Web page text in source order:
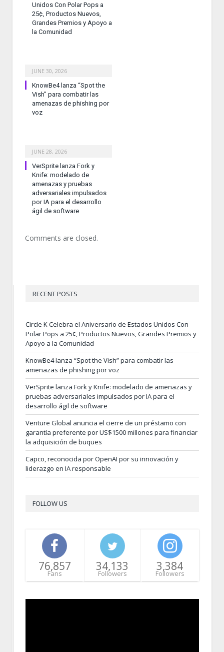
Unidos Con Polar Pops a
25¢, Productos Nuevos,
Grandes Premios y Apoyo a
la Comunidad
JUNE 30, 2026
KnowBe4 lanza “Spot the
Vish” para combatir las
amenazas de phishing por
voz
JUNE 28, 2026
VerSprite lanza Fork y
Knife: modelado de
amenazas y pruebas
adversariales impulsados
por IA para el desarrollo
ágil de software
Comments are closed.
RECENT POSTS
Circle K Celebra el Aniversario de Estados Unidos Con
Polar Pops a 25¢, Productos Nuevos, Grandes Premios y
Apoyo a la Comunidad
KnowBe4 lanza “Spot the Vish” para combatir las
amenazas de phishing por voz
VerSprite lanza Fork y Knife: modelado de amenazas y
pruebas adversariales impulsados por IA para el
desarrollo ágil de software
Venture Global anuncia el cierre de un préstamo con
garantía preferente por US$1500 millones para financiar
la adquisición de buques
Capco, reconocida por OpenAI por su innovación y
liderazgo en IA responsable
FOLLOW US
76,857
Fans
34,133
Followers
3,384
Followers